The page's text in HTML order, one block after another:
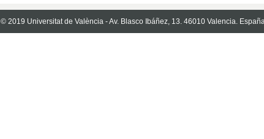
© 2019 Universitat de València - Av. Blasco Ibáñez, 13. 46010 Valencia.